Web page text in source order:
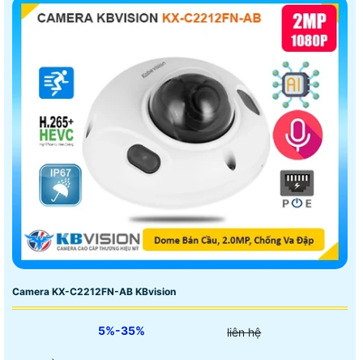
Camera KX-C2212FN-AB KBvision
5%-35% liên hệ